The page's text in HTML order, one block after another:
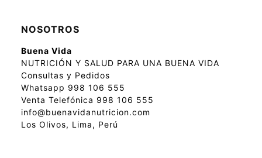
NOSOTROS
Buena Vida
NUTRICIÓN Y SALUD PARA UNA BUENA VIDA
Consultas y Pedidos
Whatsapp 998 106 555
Venta Telefónica 998 106 555
info@buenavidanutricion.com
Los Olivos, Lima, Perú